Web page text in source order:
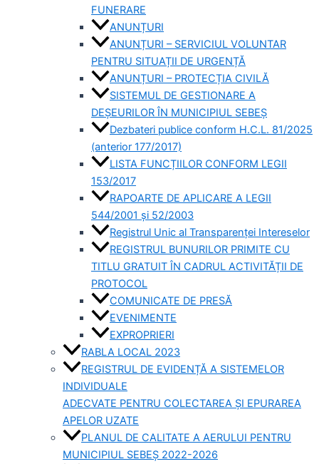
FUNERARE
ANUNȚURI
ANUNȚURI – SERVICIUL VOLUNTAR
PENTRU SITUAȚII DE URGENȚĂ
ANUNȚURI – PROTECȚIA CIVILĂ
SISTEMUL DE GESTIONARE A
DEȘEURILOR ÎN MUNICIPIUL SEBEȘ
Dezbateri publice conform H.C.L. 81/2025
(anterior 177/2017)
LISTA FUNCȚIILOR CONFORM LEGII
153/2017
RAPOARTE DE APLICARE A LEGII
544/2001 și 52/2003
Registrul Unic al Transparenței Intereselor
REGISTRUL BUNURILOR PRIMITE CU
TITLU GRATUIT ÎN CADRUL ACTIVITĂȚII DE
PROTOCOL
COMUNICATE DE PRESĂ
EVENIMENTE
EXPROPRIERI
RABLA LOCAL 2023
REGISTRUL DE EVIDENȚĂ A SISTEMELOR
INDIVIDUALE
ADECVATE PENTRU COLECTAREA ȘI EPURAREA
APELOR UZATE
PLANUL DE CALITATE A AERULUI PENTRU
MUNICIPIUL SEBEȘ 2022-2026